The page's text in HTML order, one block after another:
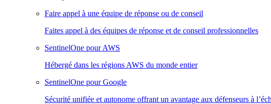
Faire appel à une équipe de réponse ou de conseil
Faites appel à des équipes de réponse et de conseil professionnelles
SentinelOne pour AWS
Hébergé dans les régions AWS du monde entier
SentinelOne pour Google
Sécurité unifiée et autonome offrant un avantage aux défenseurs à